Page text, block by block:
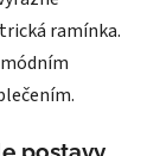
ramínka.